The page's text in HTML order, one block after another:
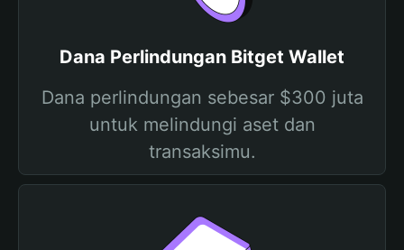
Dana Perlindungan Bitget Wallet
Dana perlindungan sebesar $300 juta
untuk melindungi aset dan
transaksimu.